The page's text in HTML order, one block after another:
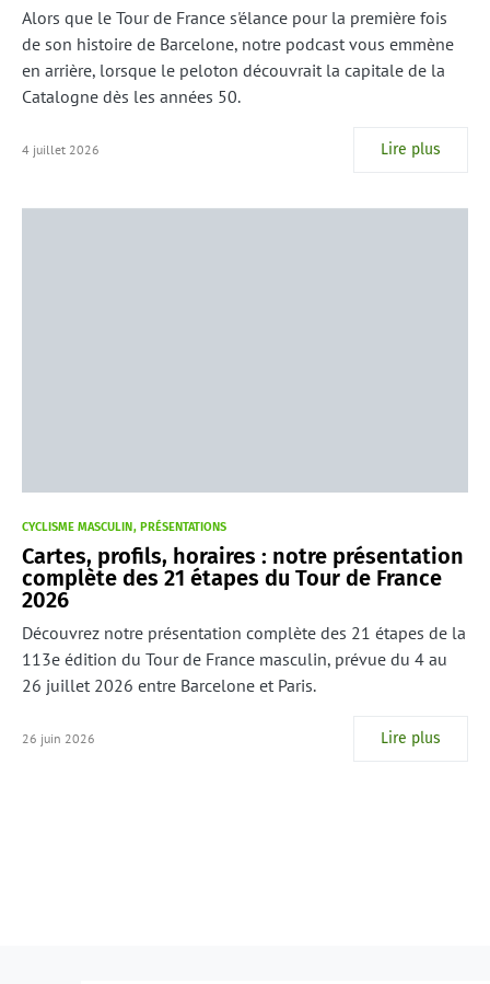
Alors que le Tour de France s'élance pour la première fois
de son histoire de Barcelone, notre podcast vous emmène
en arrière, lorsque le peloton découvrait la capitale de la
Catalogne dès les années 50.
4 juillet 2026 Lire plus
CYCLISME MASCULIN PRÉSENTATIONS
Cartes, profils, horaires : notre présentation
complète des 21 étapes du Tour de France
2026
Découvrez notre présentation complète des 21 étapes de la
113e édition du Tour de France masculin, prévue du 4 au
26 juillet 2026 entre Barcelone et Paris.
26 juin 2026 Lire plus